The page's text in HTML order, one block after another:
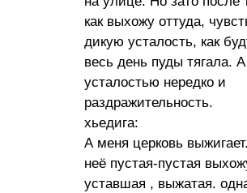
как выхожу оттуда,
дикую усталость, как
весь день пуды тягала.
усталостью нередко и
раздражительность.
хьедига:
А меня церковь
неё пустая-пустая
уставшая , выжатая.